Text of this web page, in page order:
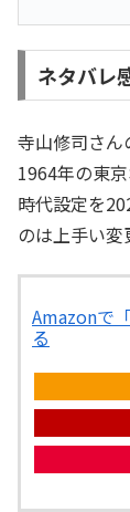
ネタバレ
寺山修司さん
1964年の東
時代設定を
のは上手い変
Amazonで
る